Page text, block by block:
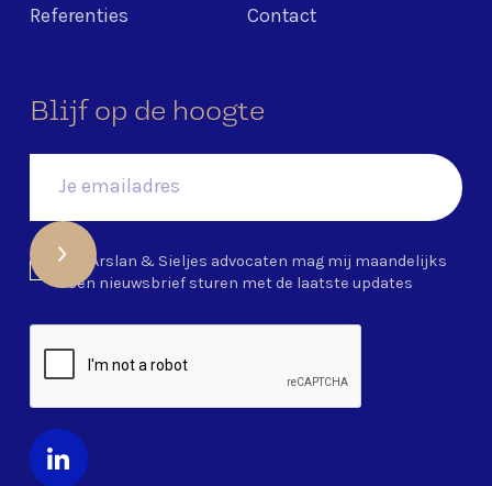
Referenties Contact
Blijf op de hoogte
Ja, Arslan & Sieljes advocaten mag mij maandelijks
een nieuwsbrief sturen met de laatste updates